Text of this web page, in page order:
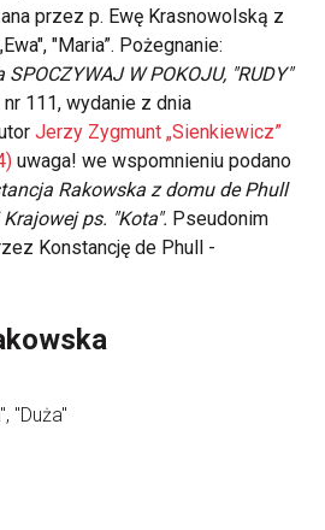
przez p. Ewę Krasnowolską z
"Maria”. Pożegnanie:
W POKOJU, "RUDY"
nr 111, wydanie z dnia
Jerzy Zygmunt „Sienkiewicz”
uwaga! we wspomnieniu podano
Rakowska z domu de Phull
ps. "Kota". Pseudonim
Konstancję de Phull -
"Duża"